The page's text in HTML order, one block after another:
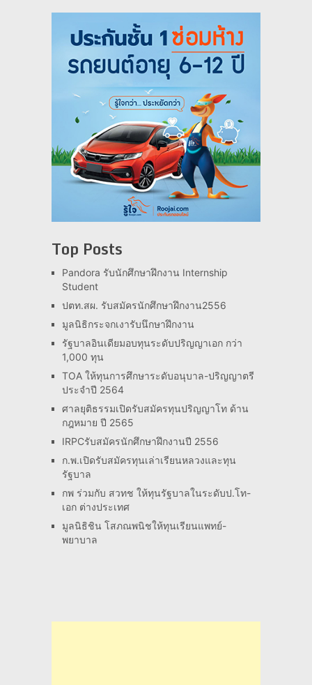
Top Posts
Pandora รับนักศึกษาฝึกงาน Internship
Student
ปตท.สผ. รับสมัครนักศึกษาฝึกงาน2556
มูลนิธิกระจกเงารับนึกษาฝึกงาน
รัฐบาลอินเดียมอบทุนระดับปริญญาเอก กว่า
1,000 ทุน
TOA ให้ทุนการศึกษาระดับอนุบาล-ปริญญาตรี
ประจำปี 2564
ศาลยุติธรรมเปิดรับสมัครทุนปริญญาโท ด้าน
กฎหมาย ปี 2565
IRPCรับสมัครนักศึกษาฝึกงานปี 2556
ก.พ.เปิดรับสมัครทุนเล่าเรียนหลวงและทุน
รัฐบาล
กพ ร่วมกับ สวทช ให้ทุนรัฐบาลในระดับป.โท-
เอก ต่างประเทศ
มูลนิธิชิน โสภณพนิชให้ทุนเรียนแพทย์-
พยาบาล